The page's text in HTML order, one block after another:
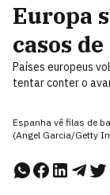
Europa
casos
Países europeus
tentar conter o
Espanha vê filas de
(Angel Garcia/Getty